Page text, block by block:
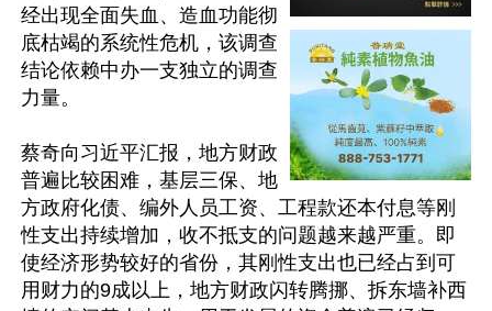
经出现全面失血、造血功能彻
底枯竭的系统性危机，该调查
结论依赖中办一支独立的调查
力量。
蔡奇向习近平汇报，地方财政
普遍比较困难，基层三保、地
方政府化债、编外人员工资、工程款还本付息等刚
性支出持续增加，收不抵支的问题越来越严重。即
使经济形势较好的省份，其刚性支出也已经占到可
用财力的9成以上，地方财政闪转腾挪、拆东墙补西